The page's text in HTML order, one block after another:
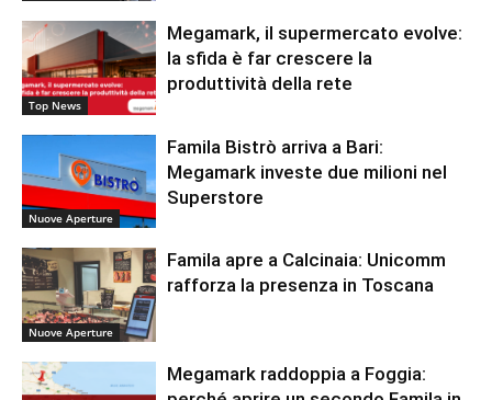
Top News
Megamark, il supermercato evolve:
la sfida è far crescere la
produttività della rete
Nuove Aperture
Famila Bistrò arriva a Bari:
Megamark investe due milioni nel
Superstore
Nuove Aperture
Famila apre a Calcinaia: Unicomm
rafforza la presenza in Toscana
Megamark raddoppia a Foggia: